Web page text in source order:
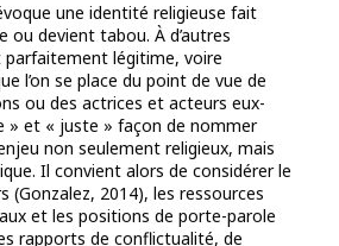
une identité religieuse fait
ou devient tabou. À d’autres
légitime, voire
l’on se place du point de vue de
ou des actrices et acteurs eux-
» et « juste » façon de nommer
non seulement religieux, mais
Il convient alors de considérer le
(Gonzalez, 2014), les ressources
et les positions de porte-parole
rapports de conflictualité, de